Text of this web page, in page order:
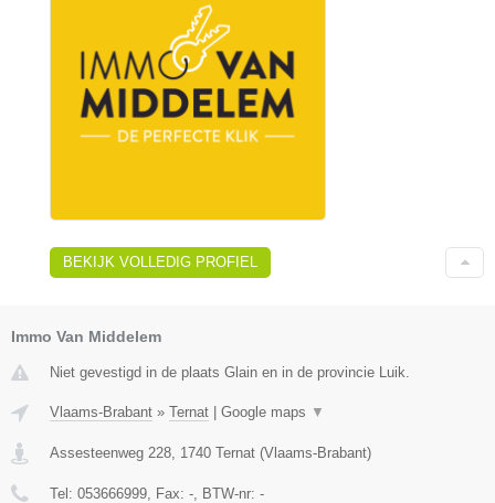
BEKIJK VOLLEDIG PROFIEL
Immo Van Middelem
Niet gevestigd in de plaats Glain en in de provincie Luik.
Vlaams-Brabant » Ternat Google maps ▼
Assesteenweg 228 1740 Ternat (Vlaams-Brabant)
Tel: 053666999 , Fax: - , BTW-nr: -